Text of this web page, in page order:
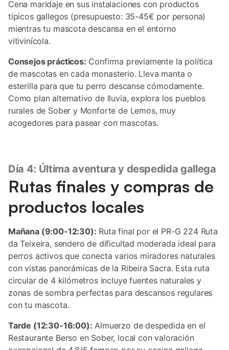
Cena maridaje en sus instalaciones con productos
típicos gallegos (presupuesto: 35-45€ por persona)
mientras tu mascota descansa en el entorno
vitivinícola.
Consejos prácticos: Confirma previamente la política
de mascotas en cada monasterio. Lleva manta o
esterilla para que tu perro descanse cómodamente.
Como plan alternativo de lluvia, explora los pueblos
rurales de Sober y Monforte de Lemos, muy
acogedores para pasear con mascotas.
Día 4: Última aventura y despedida gallega
Rutas finales y compras de
productos locales
Mañana (9:00-12:30): Ruta final por el PR-G 224 Ruta
da Teixeira, sendero de dificultad moderada ideal para
perros activos que conecta varios miradores naturales
con vistas panorámicas de la Ribeira Sacra. Esta ruta
circular de 4 kilómetros incluye fuentes naturales y
zonas de sombra perfectas para descansos regulares
con tu mascota.
Tarde (12:30-16:00): Almuerzo de despedida en el
Restaurante Berso en Sober, local con valoración